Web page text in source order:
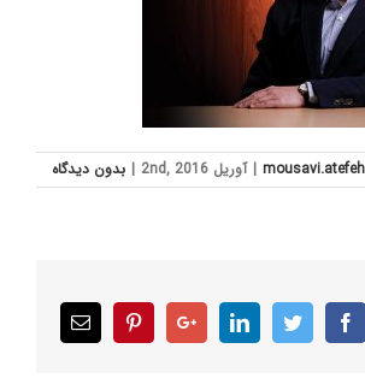
| آوریل 2nd, 2016 | بدون ديدگاه
Facebook
Twitter
LinkedIn
Google+
Pinterest
Email